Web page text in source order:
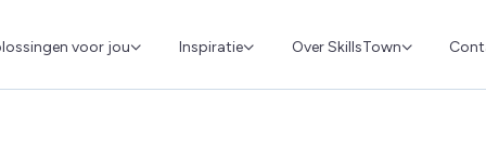
voor jou Inspiratie Over SkillsTown